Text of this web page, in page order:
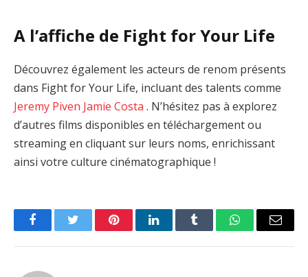
A l’affiche de Fight for Your Life
Découvrez également les acteurs de renom présents
dans Fight for Your Life, incluant des talents comme
Jeremy Piven Jamie Costa . N’hésitez pas à explorez
d’autres films disponibles en téléchargement ou
streaming en cliquant sur leurs noms, enrichissant
ainsi votre culture cinématographique !
FacebookTwitter PinterestLinkedInTumblr WhatsAppEmail